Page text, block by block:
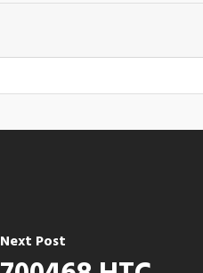
Next Post